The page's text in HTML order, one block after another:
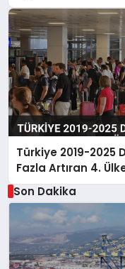
Türkiye 2019-2025
Fazla Artıran 4.
Son Dakika